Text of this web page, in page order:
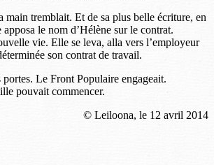
main tremblait. Et de sa plus belle écriture, en
le nom d’Hélène sur le contrat.
vie. Elle se leva, alla vers l’employeur
son contrat de travail.
Le Front Populaire engageait.
pouvait commencer.
© Leiloona, le 12 avril 2014